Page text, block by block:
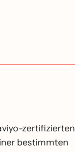
zertifizierten
bestimmten